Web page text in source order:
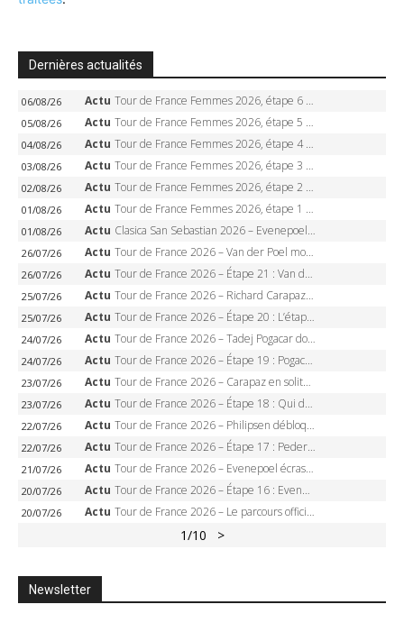
Dernières actualités
06/08/26 Actu Tour de France Femmes 2026, étape 6 – Kim Le Court-Pienaar gagne à Tournon, Reusser en jaune
05/08/26 Actu Tour de France Femmes 2026, étape 5 – Demi Vollering gagne à Belleville, Reusser en jaune, Ferrand-Prévot coule
04/08/26 Actu Tour de France Femmes 2026, étape 4 – Marlen Reusser écrase le chrono, Ferrand-Prévot en crise
03/08/26 Actu Tour de France Femmes 2026, étape 3 – Sigrid Haugset en solitaire, 88 km d’échappée, maillot jaune
02/08/26 Actu Tour de France Femmes 2026, étape 2 – Lorena Wiebes doublé à Genève, Markus héroïque, 7e record
01/08/26 Actu Tour de France Femmes 2026, étape 1 – Lorena Wiebes intouchable à Lausanne, premier maillot jaune
01/08/26 Actu Clasica San Sebastian 2026 – Evenepoel recordman, 4e victoire, Carapaz battu au sprint
26/07/26 Actu Tour de France 2026 – Van der Poel monumental à Paris, Pogacar égale le record des cinq sacres
26/07/26 Actu Tour de France 2026 – Étape 21 : Van der Poel, Pogacar, qui succédera à Wout van Aert sur les Champs-Elysées ?
25/07/26 Actu Tour de France 2026 – Richard Carapaz roi des Alpes, doublé et maillot à pois, Seixas perd le podium
25/07/26 Actu Tour de France 2026 – Étape 20 : L’étape reine, Galibier, Sarenne, Alpe d’Huez, qui succédera à Pogacar ?
24/07/26 Actu Tour de France 2026 – Tadej Pogacar dompte l’Alpe d’Huez, 5e victoire, record de Pantani pulvérisé
24/07/26 Actu Tour de France 2026 – Étape 19 : Pogacar peut-il enfin dompter l’Alpe d’Huez ?
23/07/26 Actu Tour de France 2026 – Carapaz en solitaire à Orcières-Merlette, Paret-Peintre à un point du maillot à pois
23/07/26 Actu Tour de France 2026 – Étape 18 : Qui domptera Orcières-Merlette, première marche vers l’Alpe d’Huez ?
22/07/26 Actu Tour de France 2026 – Philipsen débloque son compteur à Voiron, Pedersen en danger pour le maillot vert
22/07/26 Actu Tour de France 2026 – Étape 17 : Pedersen peut-il verrouiller le maillot vert à Voiron ?
21/07/26 Actu Tour de France 2026 – Evenepoel écrase le chrono d’Évian, Seixas 4e, Lipowitz abandonne
20/07/26 Actu Tour de France 2026 – Étape 16 : Evenepoel, Pogacar, Ganna… qui domptera le chrono d’Évian pour redessiner le podium ?
20/07/26 Actu Tour de France 2026 – Le parcours officiel complet : 21 étapes, profils, carte et dates
1/10 >
Newsletter